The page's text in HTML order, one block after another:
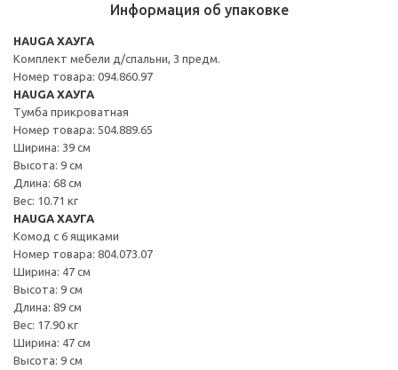
Информация об упаковке
HAUGA ХАУГА
Комплект мебели д/спальни, 3 предм.
Номер товара: 094.860.97
HAUGA ХАУГА
Тумба прикроватная
Номер товара: 504.889.65
Ширина: 39 см
Высота: 9 см
Длина: 68 см
Вес: 10.71 кг
HAUGA ХАУГА
Комод с 6 ящиками
Номер товара: 804.073.07
Ширина: 47 см
Высота: 9 см
Длина: 89 см
Вес: 17.90 кг
Ширина: 47 см
Высота: 9 см